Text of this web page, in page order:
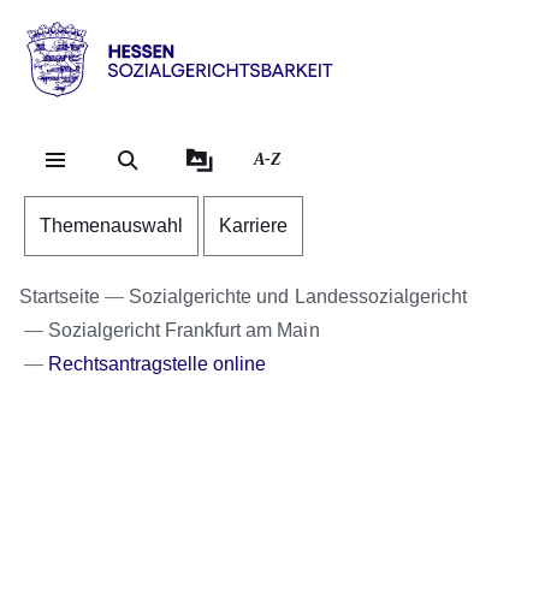
Direkt zum Kopf der
Direkt zum Inhalt
Direkt zum Fuß der
Hessen
Sozialgerichtsbarkeit
A-Z
Themenauswahl Karriere
Startseite
Sozialgerichte und Landessozialgericht
Sozialgericht Frankfurt am Main
Rechtsantragstelle online